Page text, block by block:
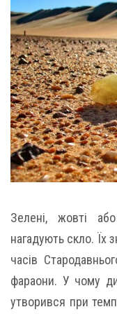
Зелені, жовті
нагадують скло. Їх
часів
фараони. У чому
утворився при